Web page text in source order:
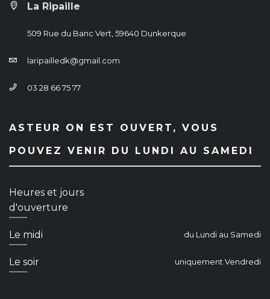
La Ripaille
509 Rue du Banc Vert, 59640 Dunkerque
laripailledk@gmail.com
03 28 66 75 77
ASTEUR ON EST OUVERT, VOUS
POUVEZ VENIR DU LUNDI AU SAMEDI
Heures et jours
d'ouverture
Le midi du Lundi au Samedi
Le soir uniquement Vendredi